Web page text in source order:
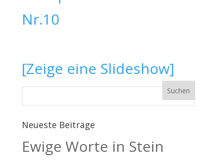
[Zeige eine Slideshow]
Neueste Beiträge
Ewige Worte in Stein